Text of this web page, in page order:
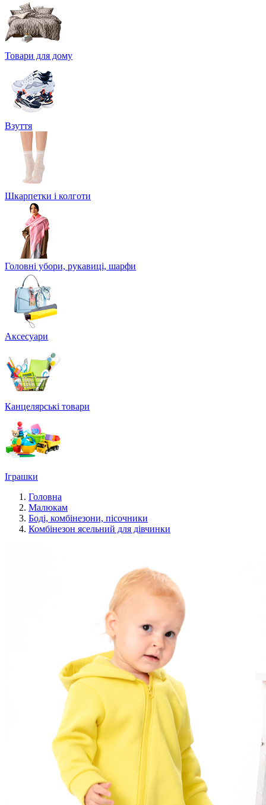
Товари для дому
Взуття
Шкарпетки і колготи
Головні убори, рукавиці, шарфи
Аксесуари
Канцелярські товари
Іграшки
Головна
Малюкам
Боді, комбінезони, пісочники
Комбінезон ясельний для дівчинки